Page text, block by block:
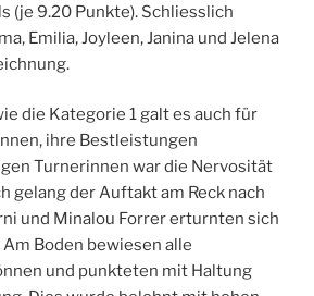
(je 9.20 Punkte). Schliesslich
Emilia, Joyleen, Janina und Jelena
die Kategorie 1 galt es auch für
ihre Bestleistungen
Turnerinnen war die Nervosität
gelang der Auftakt am Reck nach
und Minalou Forrer erturnten sich
Boden bewiesen alle
und punkteten mit Haltung